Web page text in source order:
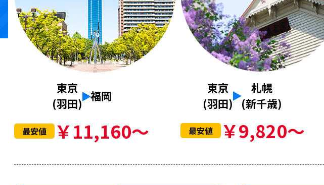
東京
(羽田)
福岡
最安値 ￥11,160～
東京
(羽田)
札幌
(新千歳)
最安値 ￥9,820～